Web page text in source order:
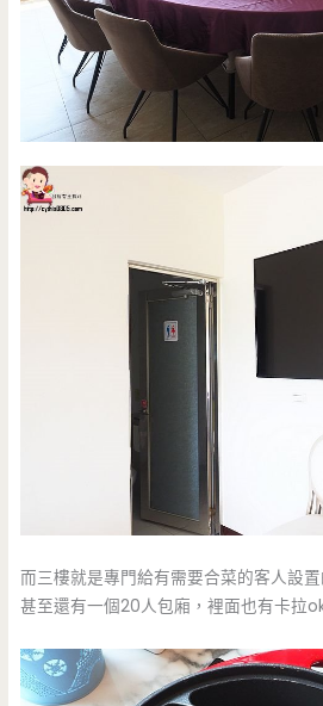
而三樓就是專門給有需要合菜的客人設
甚至還有一個20人包廂，裡面也有卡拉